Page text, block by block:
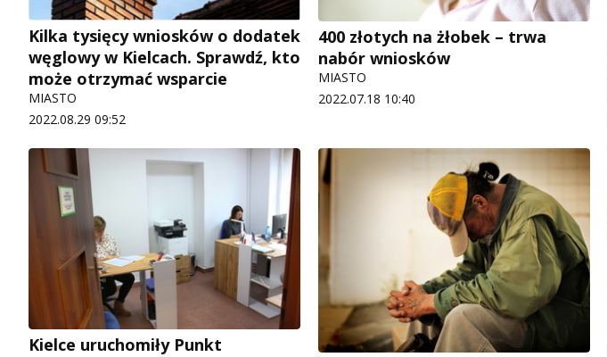
Kilka tysięcy wniosków o dodatek
węglowy w Kielcach. Sprawdź, kto
może otrzymać wsparcie
MIASTO
2022.08.29 09:52
400 złotych na żłobek – trwa
nabór wniosków
MIASTO
2022.07.18 10:40
Kielce uruchomiły Punkt